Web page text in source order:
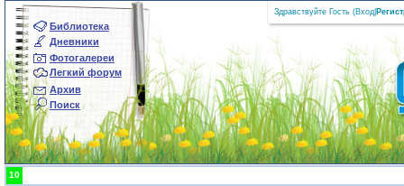
Библиотека
Дневники
Фотогалереи
Легкий форум
Архив
Поиск
Здравствуйте Гость (Вход
10